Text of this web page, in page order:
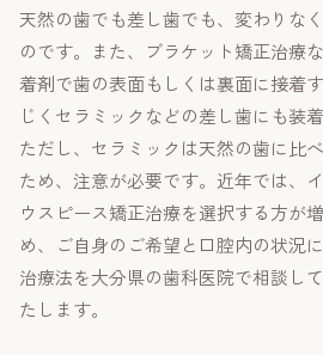
天然の歯でも差し歯でも、変わりな
のです。また、ブラケット矯正治療
着剤で歯の表面もしくは裏面に接着
じくセラミックなどの差し歯にも装
ただし、セラミックは天然の歯に比
ため、注意が必要です。近年では、
ウスピース矯正治療を選択する方が
め、ご自身のご希望と口腔内の状況
治療法を大分県の歯科医院で相談し
たします。